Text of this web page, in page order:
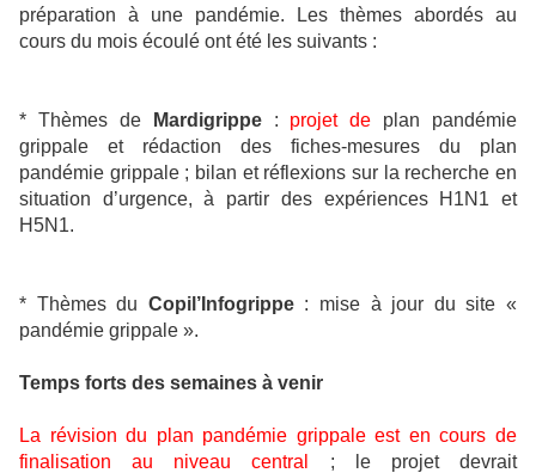
préparation à une pandémie. Les thèmes abordés au
cours du mois écoulé ont été les suivants :
* Thèmes de Mardigrippe: projet de plan pandémie
grippale et rédaction des fiches-mesures du plan
pandémie grippale ; bilan et réflexions sur la recherche en
situation d’urgence, à partir des expériences H1N1 et
H5N1.
* Thèmes du Copil’Infogrippe: mise à jour du site «
pandémie grippale ».
Temps forts des semaines à venir
La révision du plan pandémie grippale est en cours de
finalisation au niveau central
; le projet devrait